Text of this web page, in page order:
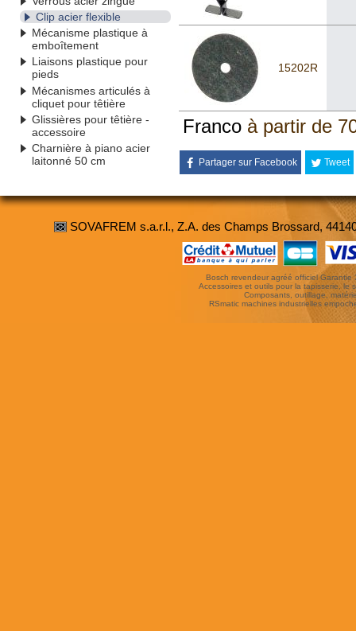
Clip acier flexible
Mécanisme plastique à
emboîtement
Liaisons plastique pour
pieds
Mécanismes articulés à
cliquet pour têtière
Glissières pour têtière -
accessoire
Charnière à piano acier
laitonné 50 cm
15202R
Franco à partir de
Partager sur Facebook Tweet
SOVAFREM s.a.r.l., Z.A. des Champs Brossard,
Bosch revendeur agréé officiel Garantie
Accessoires et outils pour la tapisserie, le
Composants, outillage,
RSmatic machines industrielles